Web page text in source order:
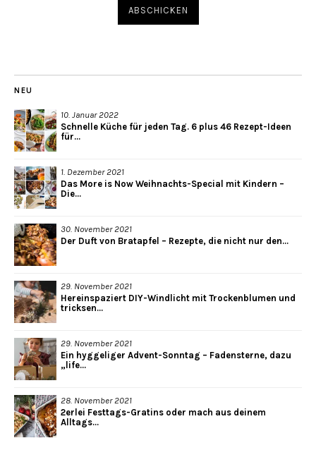
NEU
10. Januar 2022
Schnelle Küche für jeden Tag. 6 plus 46 Rezept-Ideen
für...
1. Dezember 2021
Das More is Now Weihnachts-Special mit Kindern –
Die...
30. November 2021
Der Duft von Bratapfel – Rezepte, die nicht nur den...
29. November 2021
Hereinspaziert DIY-Windlicht mit Trockenblumen und
tricksen...
29. November 2021
Ein hyggeliger Advent-Sonntag – Fadensterne, dazu
„life...
28. November 2021
2erlei Festtags-Gratins oder mach aus deinem
Alltags...